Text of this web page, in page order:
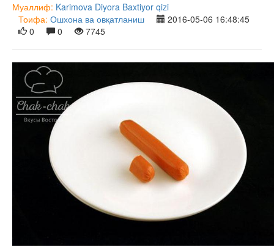
Муаллиф: Karimova Diyora Baxtiyor qizi
Тоифа: Ошхона ва овқатланиш
2016-05-06 16:48:45
0
0 7745